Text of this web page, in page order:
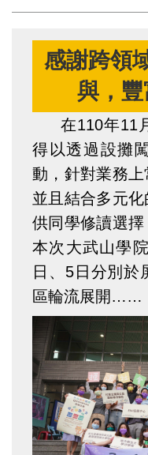
感謝跨領
與，
在110年11
得以透過設攤
動，針對業務上
並且結合多元
供同學修讀選擇
本次大武山學
日、5日分別於
區輪流展開……